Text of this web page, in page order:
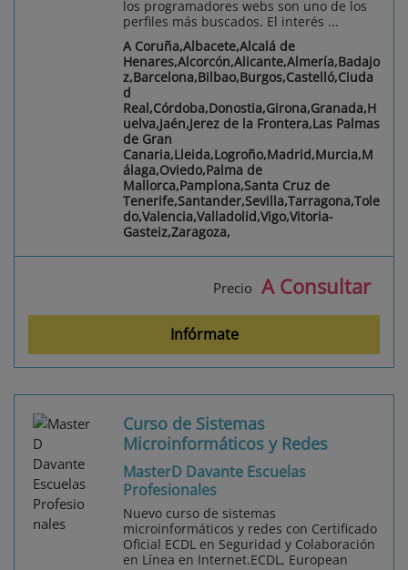
los programadores webs son uno de los
perfiles más buscados. El interés ...
A Coruña,Albacete,Alcalá de
Henares,Alcorcón,Alicante,Almería,Badajo
z,Barcelona,Bilbao,Burgos,Castelló,Ciuda
d
Real,Córdoba,Donostia,Girona,Granada,H
uelva,Jaén,Jerez de la Frontera,Las Palmas
de Gran
Canaria,Lleida,Logroño,Madrid,Murcia,M
álaga,Oviedo,Palma de
Mallorca,Pamplona,Santa Cruz de
Tenerife,Santander,Sevilla,Tarragona,Tole
do,Valencia,Valladolid,Vigo,Vitoria-
Gasteiz,Zaragoza,
Precio A Consultar
Infórmate
Curso de Sistemas
Microinformáticos y Redes
MasterD Davante Escuelas
Profesionales
Nuevo curso de sistemas
microinformáticos y redes con Certificado
Oficial ECDL en Seguridad y Colaboración
en Línea en Internet.ECDL, European